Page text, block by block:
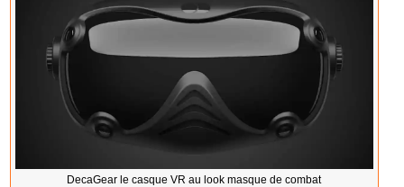
DecaGear le casque VR au look masque de combat